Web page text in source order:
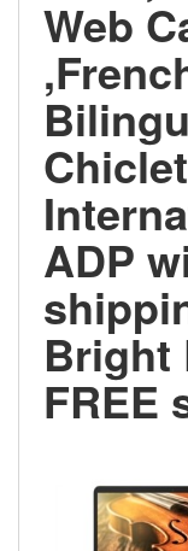
Web
ADP
Bright
FREE